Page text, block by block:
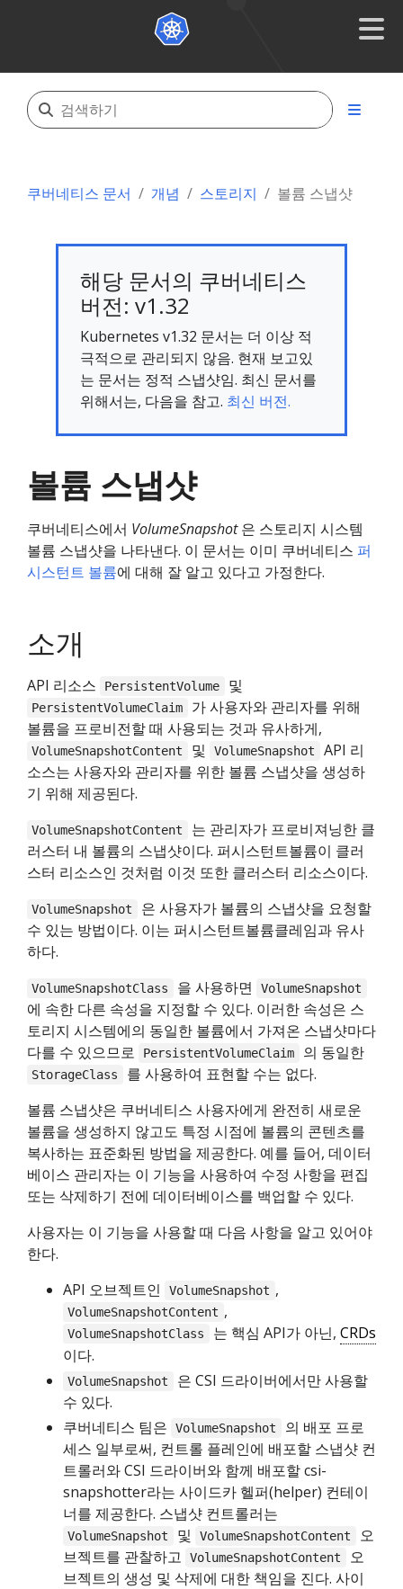
쿠버네티스 문서 개념 스토리지 볼륨 스냅샷
해당 문서의 쿠버네티스
버전: v1.32
Kubernetes v1.32 문서는 더 이상 적
극적으로 관리되지 않음. 현재 보고있
는 문서는 정적 스냅샷임. 최신 문서를
위해서는, 다음을 참고. 최신 버전.
볼륨 스냅샷
쿠버네티스에서 VolumeSnapshot은 스토리지 시스템
볼륨 스냅샷을 나타낸다. 이 문서는 이미 쿠버네티스 퍼
시스턴트 볼륨에 대해 잘 알고 있다고 가정한다.
소개
API 리소스 PersistentVolume 및
PersistentVolumeClaim
가 사용자와 관리자를 위해
볼륨을 프로비전할 때 사용되는 것과 유사하게,
VolumeSnapshotContent 및 VolumeSnapshot
API 리
소스는 사용자와 관리자를 위한 볼륨 스냅샷을 생성하
기 위해 제공된다.
VolumeSnapshotContent
는 관리자가 프로비져닝한 클
러스터 내 볼륨의 스냅샷이다. 퍼시스턴트볼륨이 클러
스터 리소스인 것처럼 이것 또한 클러스터 리소스이다.
VolumeSnapshot
은 사용자가 볼륨의 스냅샷을 요청할
수 있는 방법이다. 이는 퍼시스턴트볼륨클레임과 유사
하다.
VolumeSnapshotClass 을 사용하면 VolumeSnapshot
에 속한 다른 속성을 지정할 수 있다. 이러한 속성은 스
토리지 시스템에의 동일한 볼륨에서 가져온 스냅샷마다
다를 수 있으므로
PersistentVolumeClaim 의 동일한
StorageClass
를 사용하여 표현할 수는 없다.
볼륨 스냅샷은 쿠버네티스 사용자에게 완전히 새로운
볼륨을 생성하지 않고도 특정 시점에 볼륨의 콘텐츠를
복사하는 표준화된 방법을 제공한다. 예를 들어, 데이터
베이스 관리자는 이 기능을 사용하여 수정 사항을 편집
또는 삭제하기 전에 데이터베이스를 백업할 수 있다.
사용자는 이 기능을 사용할 때 다음 사항을 알고 있어야
한다.
API 오브젝트인
VolumeSnapshot ,
VolumeSnapshotContent ,
VolumeSnapshotClass 는 핵심 API가 아닌, CRDs
이다.
VolumeSnapshot
은 CSI 드라이버에서만 사용할
수 있다.
쿠버네티스 팀은
VolumeSnapshot
의 배포 프로
세스 일부로써, 컨트롤 플레인에 배포할 스냅샷 컨
트롤러와 CSI 드라이버와 함께 배포할 csi-
snapshotter라는 사이드카 헬퍼(helper) 컨테이
너를 제공한다. 스냅샷 컨트롤러는
VolumeSnapshot 및 VolumeSnapshotContent
오
브젝트를 관찰하고
VolumeSnapshotContent
오
브젝트의 생성 및 삭제에 대한 책임을 진다. 사이